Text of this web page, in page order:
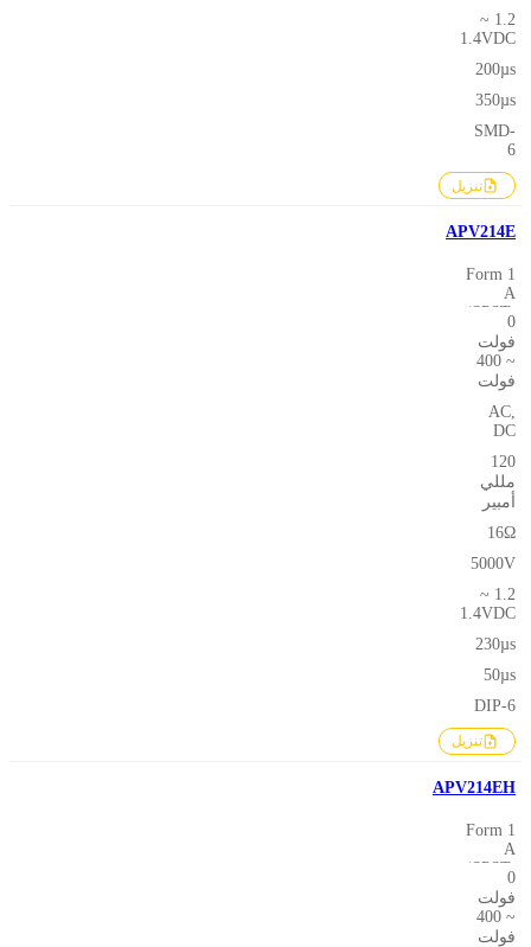
1.2 ~
1.4VDC
200µs
350µs
SMD-
6
تنزيل
APV214E
1 Form
A
(SPST-
NO)
0
فولت
~ 400
فولت
AC,
DC
120
مللي
أمبير
16Ω
5000V
1.2 ~
1.4VDC
230µs
50µs
DIP-6
تنزيل
APV214EH
1 Form
A
(SPST-
NO)
0
فولت
~ 400
فولت